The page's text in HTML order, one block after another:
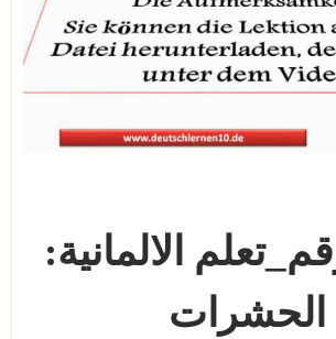
_تعلم الالمانية:
الحشرات